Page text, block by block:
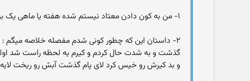
۱- من به کون دادن معتاد نیستم شده هفته یا ماهی‌ یک بر سکس کونم پس معتاد نیستم
۲- داستان این که چطور کونی‌ شدم مفصله خلاصه میگم :
گذشت و به شدت حال کردم و کیرم یه لحظه راست شد
و بد کیرش رو خیس کرد لای پام گذشت آبش رو ریخت لایه